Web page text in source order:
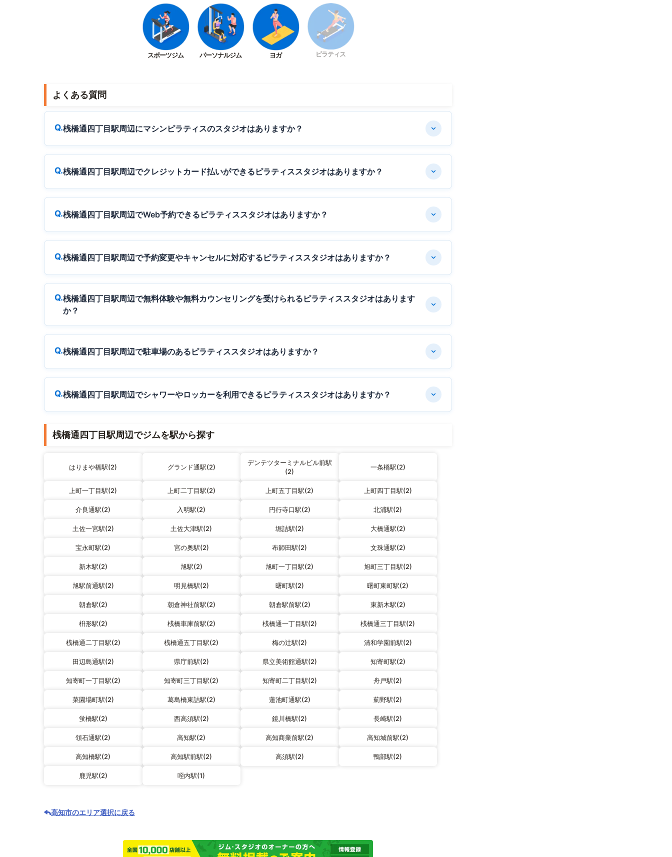
スポーツジム パーソナルジム ヨガ ピラティス
よくある質問
桟橋通四丁目駅周辺にマシンピラティスのスタジオはありますか？
桟橋通四丁目駅周辺でクレジットカード払いができるピラティススタジオはありますか？
桟橋通四丁目駅周辺でWeb予約できるピラティススタジオはありますか？
桟橋通四丁目駅周辺で予約変更やキャンセルに対応するピラティススタジオはありますか？
桟橋通四丁目駅周辺で無料体験や無料カウンセリングを受けられるピラティススタジオはあります
か？
桟橋通四丁目駅周辺で駐車場のあるピラティススタジオはありますか？
桟橋通四丁目駅周辺でシャワーやロッカーを利用できるピラティススタジオはありますか？
桟橋通四丁目駅周辺でジムを駅から探す
はりまや橋駅(2) グランド通駅(2)
デンテツターミナルビル前駅
(2)
一条橋駅(2)
上町一丁目駅(2) 上町二丁目駅(2) 上町五丁目駅(2) 上町四丁目駅(2)
介良通駅(2) 入明駅(2) 円行寺口駅(2) 北浦駅(2)
土佐一宮駅(2) 土佐大津駅(2) 堀詰駅(2) 大橋通駅(2)
宝永町駅(2) 宮の奥駅(2) 布師田駅(2) 文珠通駅(2)
新木駅(2) 旭駅(2) 旭町一丁目駅(2) 旭町三丁目駅(2)
旭駅前通駅(2) 明見橋駅(2) 曙町駅(2) 曙町東町駅(2)
朝倉駅(2) 朝倉神社前駅(2) 朝倉駅前駅(2) 東新木駅(2)
枡形駅(2) 桟橋車庫前駅(2) 桟橋通一丁目駅(2) 桟橋通三丁目駅(2)
桟橋通二丁目駅(2) 桟橋通五丁目駅(2) 梅の辻駅(2) 清和学園前駅(2)
田辺島通駅(2) 県庁前駅(2) 県立美術館通駅(2) 知寄町駅(2)
知寄町一丁目駅(2) 知寄町三丁目駅(2) 知寄町二丁目駅(2) 舟戸駅(2)
菜園場町駅(2) 葛島橋東詰駅(2) 蓮池町通駅(2) 薊野駅(2)
蛍橋駅(2) 西高須駅(2) 鏡川橋駅(2) 長崎駅(2)
領石通駅(2) 高知駅(2) 高知商業前駅(2) 高知城前駅(2)
高知橋駅(2) 高知駅前駅(2) 高須駅(2) 鴨部駅(2)
鹿児駅(2) 咥内駅(1)
高知市のエリア選択に戻る